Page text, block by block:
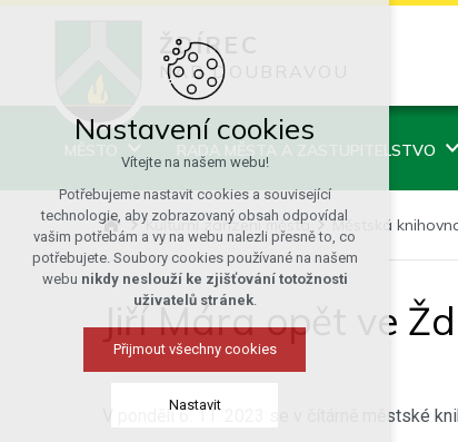
ŽDÍREC
NAD DOUBRAVOU
RADA MĚSTA A ZASTUPITELSTVO
Kulturní zařízení města Městská
Jiří Mára opět ve
V pondělí 6. 11. 2023 se v čítárně městské
Nastavení cookies
Vítejte na našem webu!
Potřebujeme nastavit cookies a související
technologie, aby zobrazovaný obsah odpovídal
vašim potřebám a vy na webu nalezli přesně to, co
potřebujete. Soubory cookies používané na našem
webu nikdy neslouží ke zjišťování totožnosti
uživatelů stránek.
Přijmout všechny cookies
Nastavit